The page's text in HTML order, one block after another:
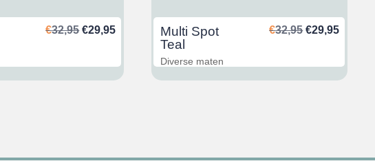
€32,95 Oorspronkelijke
€32,95.
€29,95Huidige
€29,95.
Multi Spot
Teal
€32,95
€32,95.
€29,95
€29,95.
Diverse maten